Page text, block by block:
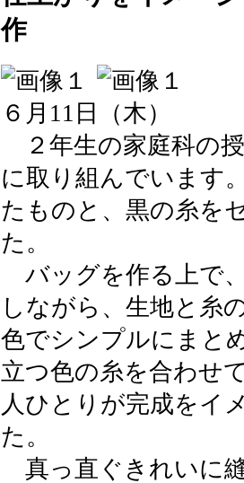
作
６月11日（木）
２年生の家庭科の
に取り組んでいます
たものと、黒の糸を
た。
バッグを作る上で
しながら、生地と糸
色でシンプルにまと
立つ色の糸を合わせ
人ひとりが完成をイ
た。
真っ直ぐきれいに